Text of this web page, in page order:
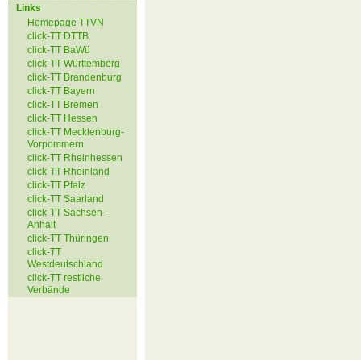
Links
Homepage TTVN
click-TT DTTB
click-TT BaWü
click-TT Württemberg
click-TT Brandenburg
click-TT Bayern
click-TT Bremen
click-TT Hessen
click-TT Mecklenburg-
Vorpommern
click-TT Rheinhessen
click-TT Rheinland
click-TT Pfalz
click-TT Saarland
click-TT Sachsen-
Anhalt
click-TT Thüringen
click-TT
Westdeutschland
click-TT restliche
Verbände